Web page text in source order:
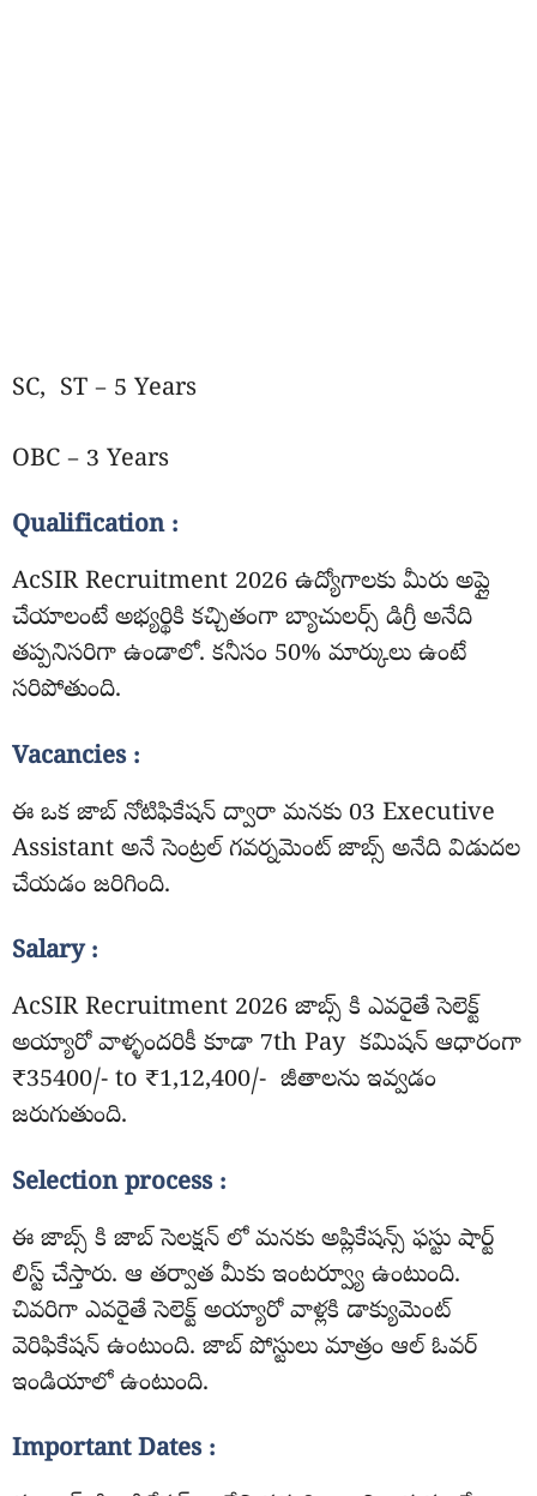
SC, ST – 5 Years
OBC – 3 Years
Qualification :
AcSIR Recruitment 2026 ఉద్యోగాలకు మీరు అప్లై
చేయాలంటే అభ్యర్థికి కచ్చితంగా బ్యాచులర్స్ డిగ్రీ అనేది
తప్పనిసరిగా ఉండాలో. కనీసం 50% మార్కులు ఉంటే
సరిపోతుంది.
Vacancies :
ఈ ఒక జాబ్ నోటిఫికేషన్ ద్వారా మనకు 03 Executive
Assistant అనే సెంట్రల్ గవర్నమెంట్ జాబ్స్ అనేది విడుదల
చేయడం జరిగింది.
Salary :
AcSIR Recruitment 2026 జాబ్స్ కి ఎవరైతే సెలెక్ట్
అయ్యారో వాళ్ళందరికీ కూడా 7th Pay కమిషన్ ఆధారంగా
₹35400/- to ₹1,12,400/- జీతాలను ఇవ్వడం
జరుగుతుంది.
Selection process :
ఈ జాబ్స్ కి జాబ్ సెలక్షన్ లో మనకు అప్లికేషన్స్ ఫస్టు షార్ట్
లిస్ట్ చేస్తారు. ఆ తర్వాత మీకు ఇంటర్వ్యూ ఉంటుంది.
చివరిగా ఎవరైతే సెలెక్ట్ అయ్యారో వాళ్లకి డాక్యుమెంట్
వెరిఫికేషన్ ఉంటుంది. జాబ్ పోస్టులు మాత్రం ఆల్ ఓవర్
ఇండియాలో ఉంటుంది.
Important Dates :